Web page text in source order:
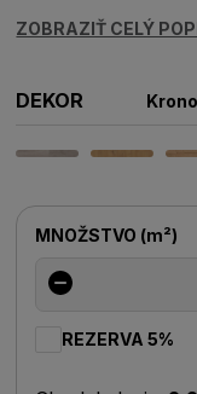
ZOBRAZIŤ CELÝ
DEKOR
MNOŽSTVO (m²)
REZERVA 5%